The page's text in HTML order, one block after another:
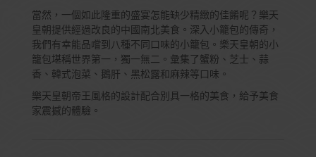
當然，一個如此隆重的盛宴怎能缺少精緻的佳餚呢？樂天
皇朝提供經過改良的中國南北美食。深入小籠包的傳奇，
我們有幸能品嚐到八種不同口味的小籠包。樂天皇朝的小
籠包堪稱世界第一，獨一無二。彙集了蟹粉、芝士、蒜
香、韓式泡菜、鵝肝、黑松露和麻辣等口味。
樂天皇朝帝王風格的設計配合別具一格的美食，給予美食
家震撼的體驗。